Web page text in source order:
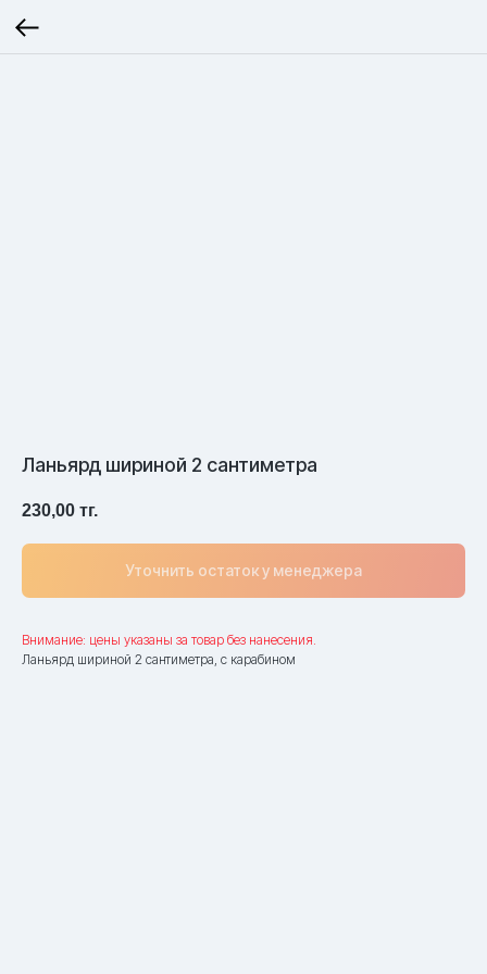
Ланьярд шириной 2 сантиметра
230,00 тг.
Уточнить остаток у менеджера
Внимание: цены указаны за товар без нанесения.
Ланьярд шириной 2 сантиметра, с карабином